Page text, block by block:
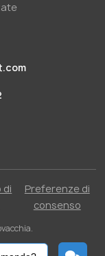
di
Preferenze di
consenso